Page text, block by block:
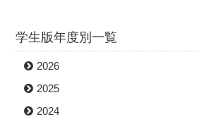
学生版年度別一覧
2026
2025
2024